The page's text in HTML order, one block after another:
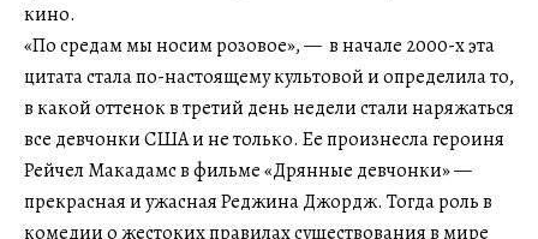
кино.
«По средам мы носим розовое», — в начале 2000-х эта
цитата стала по-настоящему культовой и определила то,
в какой оттенок в третий день недели стали наряжаться
все девчонки США и не только. Ее произнесла героиня
Рейчел Макадамс в фильме «Дрянные девчонки» —
прекрасная и ужасная Реджина Джордж. Тогда роль в
комедии о жестоких правилах существования в мире